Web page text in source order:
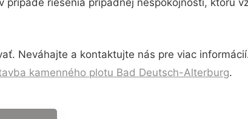
riešenia prípadnej nespokojnosti, ktorú
Neváhajte a kontaktujte nás pre viac
kamenného plotu Bad Deutsch-Alterburg.